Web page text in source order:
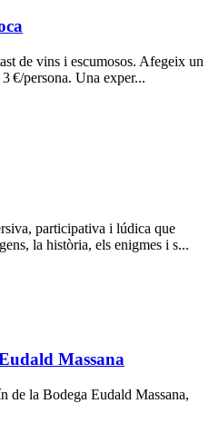
de vins i escumosos. Afegeix un
€/persona. Una exper...
participativa i lúdica que
la història, els enigmes i s...
Massana
de la Bodega Eudald Massana,